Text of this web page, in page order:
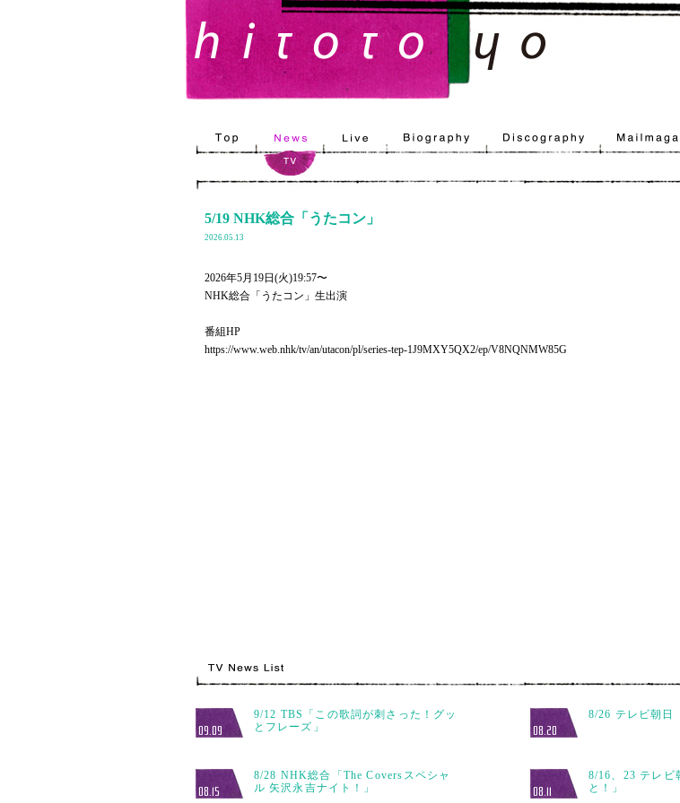
5/19 NHK総合「うたコン」
2026.05.13
2026年5月19日(火)19:57〜
NHK総合「うたコン」生出演
番組HP
https://www.web.nhk/tv/an/utacon/pl/series-tep-1J9MXY5QX2/ep/V8NQNMW85G
09.09
9/12 TBS「この歌詞が刺さった！グッ
とフレーズ」
08.20
8/26 テレビ朝日
08.15
8/28 NHK総合「The Coversスペシャ
ル 矢沢永吉ナイト！」
08.11
8/16、23 テレビ
と！」